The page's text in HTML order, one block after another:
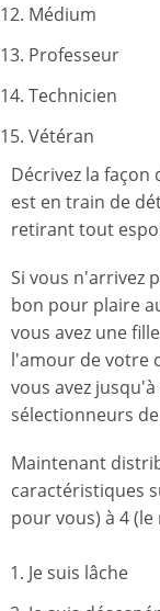
Médium
Professeur
Technicien
Vétéran
Décrivez la
est en train de
retirant tout
Si vous n'arrivez
bon pour plaire
vous avez une
l'amour de votre
vous avez
sélectionneurs
Maintenant
caractéristiques
pour vous) à 4
Je suis lâche